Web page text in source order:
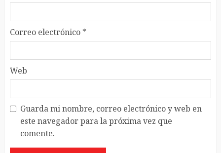
Correo electrónico *
Web
Guarda mi nombre, correo electrónico y web en
este navegador para la próxima vez que
comente.